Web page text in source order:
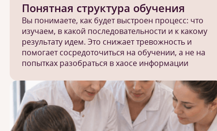
Понятная структура обучения
Вы понимаете, как будет выстроен процесс: что
изучаем, в какой последовательности и к какому
результату идем. Это снижает тревожность и
помогает сосредоточиться на обучении, а не на
попытках разобраться в хаосе информации